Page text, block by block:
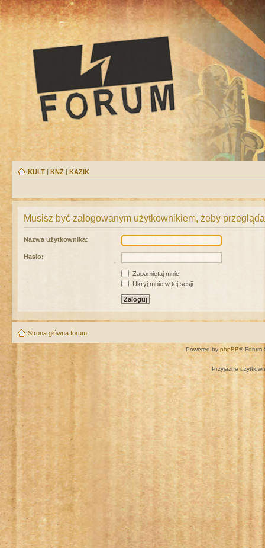
KULT | KNŻ | KAZIK
Musisz być zalogowanym użytkownikiem, żeby
Nazwa użytkownika:
Hasło:
Zapamiętaj mnie
Ukryj mnie w tej sesji
Strona główna forum
Powered by phpBB® Forum
Przyjazne